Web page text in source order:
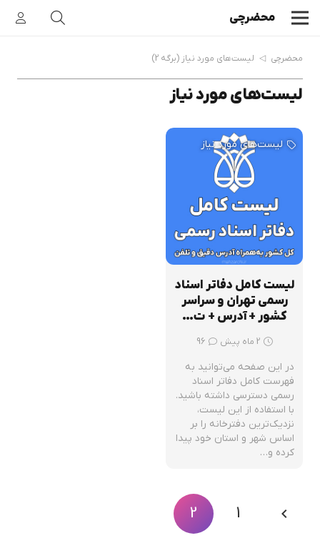
محضرچی
محضرچی ◁ لیست‌های مورد نیاز (برگه 2)
لیست‌های مورد نیاز
لیست‌های مورد نیاز
لیست کامل دفاتر اسناد
رسمی تهران و سراسر
کشور + آدرس + ت…
2 ماه پیش 96
در این صفحه می‌توانید به
فهرست کامل دفاتر اسناد
رسمی دسترسی داشته باشید.
با استفاده از این لیست،
نزدیک‌ترین دفترخانه را بر
اساس شهر و استان خود پیدا
کرده و…
1
2